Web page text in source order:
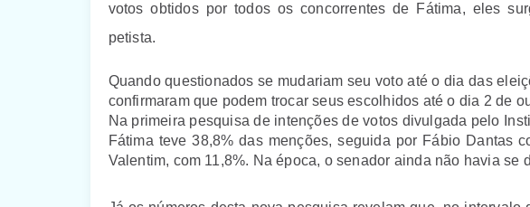
votos obtidos por todos os concorrentes de Fátima, eles
petista.
Quando questionados se mudariam seu voto até o dia das
confirmaram que podem trocar seus escolhidos até o dia 2 de
Na primeira pesquisa de intenções de votos divulgada pelo
Fátima teve 38,8% das menções, seguida por Fábio Dantas
Valentim, com 11,8%. Na época, o senador ainda não havia se